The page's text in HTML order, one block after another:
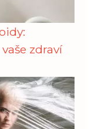
zdraví